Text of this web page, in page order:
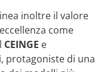
inoltre il valore
come
CEINGE e
, protagoniste di una